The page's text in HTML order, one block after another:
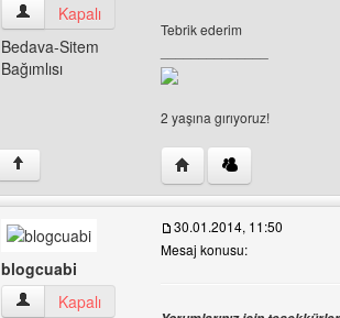
teknoesinti Kullanıcının profilini görüntüle
Kapalı
Bedava-Sitem
Bağımlısı
Tebrik ederim
2 yaşına gırıyoruz!
↑ Yazarın web sitesini
blogcuabi
blogcuabi Kullanıcının profilini görüntüle
Kapalı
30.01.2014, 11:50
Mesaj konusu: